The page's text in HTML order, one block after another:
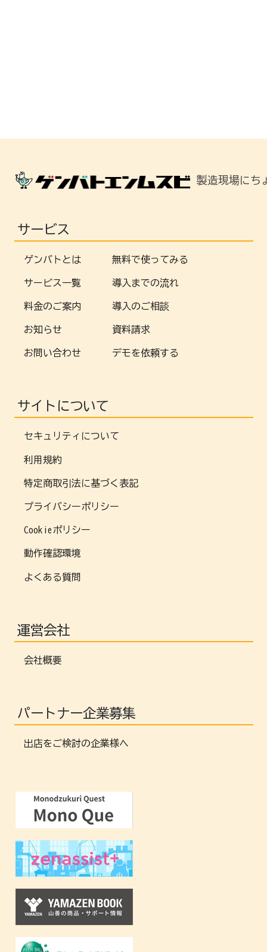
製造現場にち
サービス
ゲンバトとは
サービス一覧
料金のご案内
お知らせ
お問い合わせ
無料で使ってみる
導入までの流れ
導入のご相談
資料請求
デモを依頼する
サイトについて
セキュリティについて
利用規約
特定商取引法に基づく表記
プライバシーポリシー
Cookieポリシー
動作確認環境
よくある質問
運営会社
会社概要
パートナー企業募集
出店をご検討の企業様へ